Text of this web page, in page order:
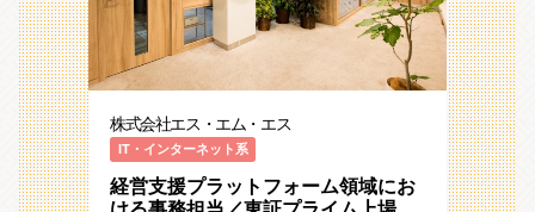
もと以下のメンバー構成となります。
（１）経理財務グループ・・・合計：6名
（ビジネス職が4名（責任者：1名、リー
ダー：1名、メンバー：2名）／エキスパ
ート職：2名）
（２）販管経理グループ・・・合計：14
名（ビジネス職が2名（責任者：1名、メ
ンバー：1名）／エキスパート職：12名）
（３）営業支援・企画グループ・・・合計
12名（ビジネス職が1名（責任者：1名）
である人材紹介サービスを始め、様々な事
業の推進をサポートしつつ、バックオフィ
スと事業の連携業務を担う
（５）海外子会社管理グループ・・・海外
を担う
■販管経理グループについて
30代が中心のチームで、売上周りに特化
した経理業務を担っています。多岐にわた
■経営管理本部について
エス･エム･エスグループにおいては、多様
なビジネスモデルの事業が次々と加速度的
に増加・拡大し、各国・各地域においてシ
ナジーを形成し続けています。
だ環境の中で、①グローバル化するグルー
プ企業としての全社最適②多種多様な事業
に寄り添った個別最適という2つの観点か
ら、経営・事業の意思決定およびその実行
支援を行い、事業の創造・拡大を加速させ
「介護/障害福祉」「ヘルスケア」「シニ
アライフ」領域で、40以上のサービスを
運営しています。
例）介護事業者向け業界特化型SaaS、
モートチャット指導、
医療介護従事者向け専門情報コミュニティ
サイトやキャリア支援
2011年の東証一部（現：プライム）上場
株式会社エス・エム・エス
IT・インターネット系
経営支援プラットフォーム領域にお